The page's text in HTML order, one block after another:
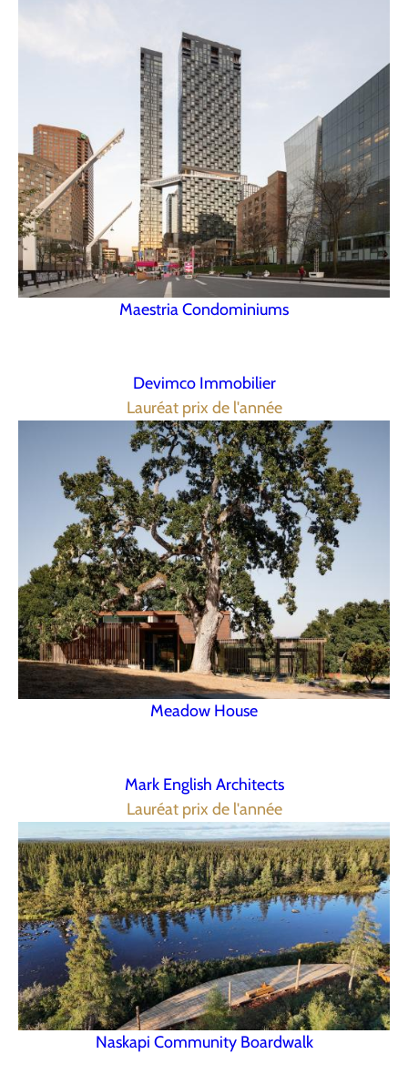
Maestria Condominiums
Devimco Immobilier
Lauréat prix de l'année
Meadow House
Mark English Architects
Lauréat prix de l'année
Naskapi Community Boardwalk